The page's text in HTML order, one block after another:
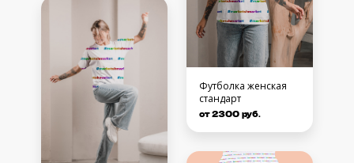
Футболка женская
стандарт
от 2300 руб.